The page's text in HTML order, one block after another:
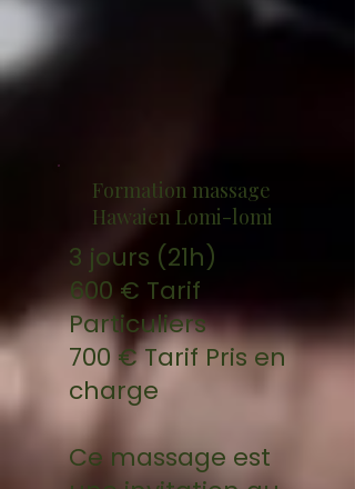
Formation massage
Hawaien Lomi-lomi
3 jours (21h)
600 € Tarif
Particuliers
700 € Tarif Pris en
charge
Ce massage est